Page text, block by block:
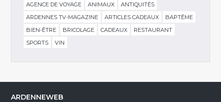
AGENCE DE VOYAGE ANIMAUX
ANTIQUITÉS
ARDENNES TV-MAGAZINE
ARTICLES CADEAUX
BAPTÊME
BIEN-ÊTRE
BRICOLAGE CADEAUX
RESTAURANT
SPORTS
VIN
ARDENNEWEB